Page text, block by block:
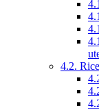
4.2.